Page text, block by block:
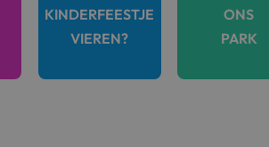
KINDERFEESTJE
VIEREN?
ONS
PARK